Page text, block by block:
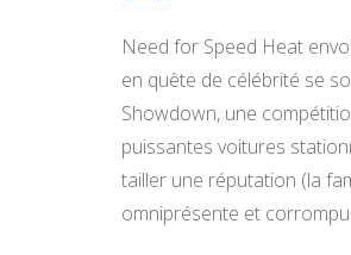
Need for Speed Heat
en quête de célébrité se
Showdown, une
puissantes voitures
tailler une réputation (la
omniprésente et